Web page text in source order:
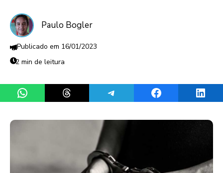
Paulo Bogler
16/01/2023
2 min de leitura
Share on WhatsAppShare on ThreadsShare on TelegramShare on Facebook